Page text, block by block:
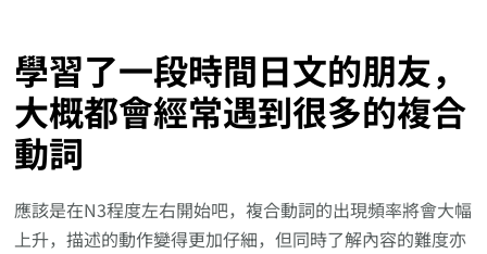
學習了一段時間日文的朋友，
大概都會經常遇到很多的複合
動詞
應該是在N3程度左右開始吧，複合動詞的出現頻率將會大幅
上升，描述的動作變得更加仔細，但同時了解內容的難度亦